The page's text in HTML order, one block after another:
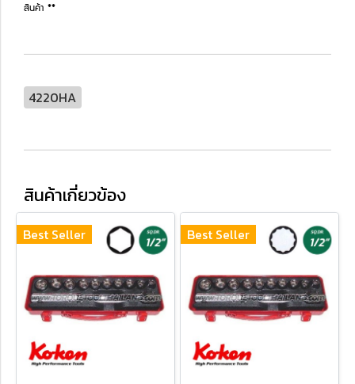
สินค้า **
4220HA
สินค้าเกี่ยวข้อง
Best Seller Best Seller